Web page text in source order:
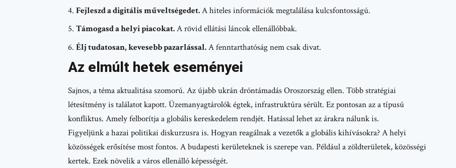
Fejleszd a digitális műveltségedet.A hiteles információk megtalálása kulcsfontosságú.
Támogasd a helyi piacokat.A rövid ellátási láncok ellenállóbbak.
Élj tudatosan, kevesebb pazarlással.A fenntarthatóság nem csak divat.
Az elmúlt hetek eseményei
Sajnos, a téma aktualitása szomorú. Az újabb ukrán dróntámadás Oroszország ellen. Több stratégiai
létesítmény is találatot kapott. Üzemanyagtárolók égtek, infrastruktúra sérült. Ez pontosan az a típusú
konfliktus. Amely felborítja a globális kereskedelem rendjét. Hatással lehet az árakra nálunk is.
Figyeljünk a hazai politikai diskurzusra is. Hogyan reagálnak a vezetők a globális kihívásokra? A helyi
közösségek erősítése most fontos. A budapesti kerületeknek is szerepe van. Például a zöldterületek, közösségi
kertek. Ezek növelik a város ellenálló képességét.